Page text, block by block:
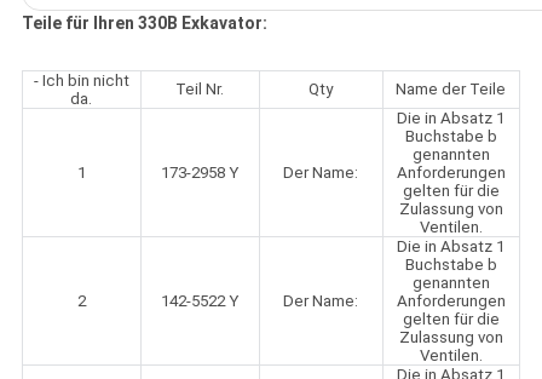
Teile für Ihren 330B Exkavator:
- Ich bin nicht
da.
Teil Nr. Qty Name der Teile
1 173-2958 Y Der Name:
Die in Absatz 1
Buchstabe b
genannten
Anforderungen
gelten für die
Zulassung von
Ventilen.
2 142-5522 Y Der Name:
Die in Absatz 1
Buchstabe b
genannten
Anforderungen
gelten für die
Zulassung von
Ventilen.
Die in Absatz 1